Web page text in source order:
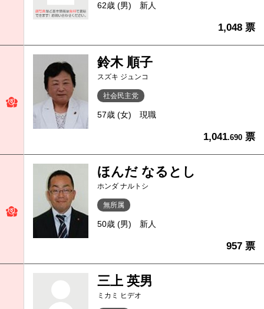
62歳 (男) 新人
1,048 票
鈴木 順子
スズキ ジュンコ
社会民主党
57歳 (女) 現職
1,041.690 票
ほんだ なるとし
ホンダ ナルトシ
無所属
50歳 (男) 新人
957 票
三上 英男
ミカミ ヒデオ